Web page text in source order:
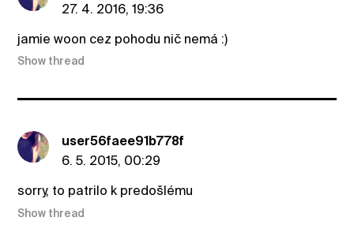
27. 4. 2016, 19:36
jamie woon cez pohodu nič nemá :)
Show thread
user56faee91b778f
6. 5. 2015, 00:29
sorry, to patrilo k predošlému
Show thread